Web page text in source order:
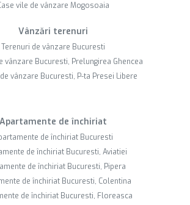
vile de vânzare Mogosoaia
Vânzări terenuri
Terenuri de vânzare Bucuresti
vânzare Bucuresti, Prelungirea Ghencea
vânzare Bucuresti, P-ta Presei Libere
Apartamente de închiriat
de închiriat Bucuresti
de închiriat Bucuresti, Aviatiei
de închiriat Bucuresti, Pipera
de închiriat Bucuresti, Colentina
de închiriat Bucuresti, Floreasca